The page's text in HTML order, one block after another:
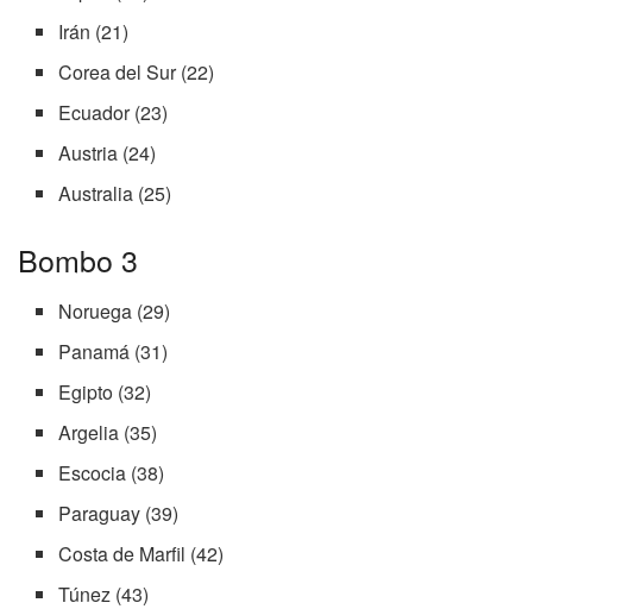
Irán (21)
Corea del Sur (22)
Ecuador (23)
Austria (24)
Australia (25)
Bombo 3
Noruega (29)
Panamá (31)
Egipto (32)
Argelia (35)
Escocia (38)
Paraguay (39)
Costa de Marfil (42)
Túnez (43)